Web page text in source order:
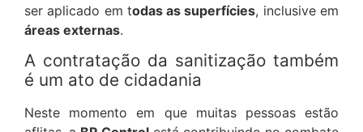
ser aplicado em todas as superfícies, inclusive em
áreas externas.
A contratação da sanitização também
é um ato de cidadania
Neste momento em que muitas pessoas estão